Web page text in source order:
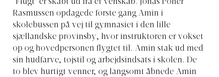
’Flugt’ er skabt ud fra et venskab. Jonas Poher
Rasmussen opdagede første gang Amin i
skolebussen på vej til gymnasiet i den lille
sjællandske provinsby, hvor instruktøren er vokset
op og hovedpersonen flygtet til. Amin stak ud med
sin hudfarve, tøjstil og arbejdsindsats i skolen. De
to blev hurtigt venner, og langsomt åbnede Amin